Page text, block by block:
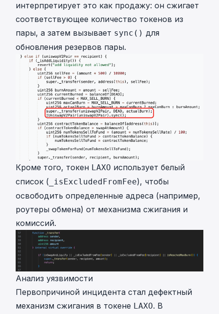
интерпретирует это как продажу: он сжигает
соответствующее количество токенов из
пары, а затем вызывает sync() для
обновления резервов пары.
Кроме того, токен LAXO использует белый
список ( _isExcludedFromFee), чтобы
освободить определенные адреса (например,
роутеры обмена) от механизма сжигания и
комиссий.
Анализ уязвимости
Первопричиной инцидента стал дефектный
механизм сжигания в токене LAXO. В